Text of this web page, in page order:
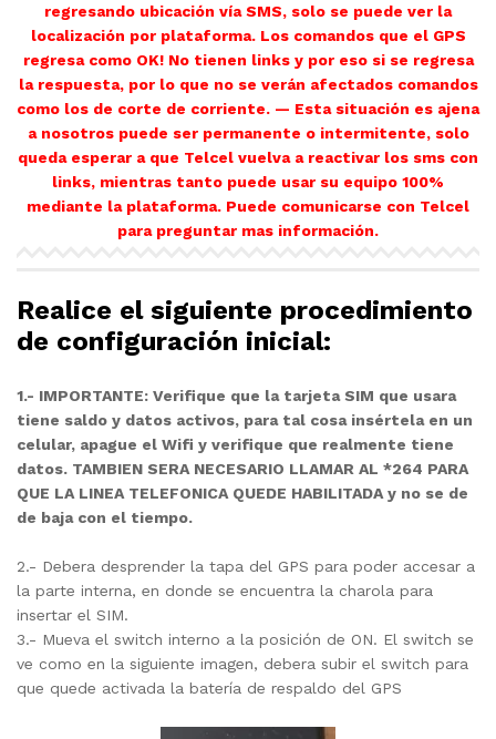
regresando ubicación vía SMS, solo se puede ver la
localización por plataforma. Los comandos que el GPS
regresa como OK! No tienen links y por eso si se regresa
la respuesta, por lo que no se verán afectados comandos
como los de corte de corriente. — Esta situación es ajena
a nosotros puede ser permanente o intermitente, solo
queda esperar a que Telcel vuelva a reactivar los sms con
links, mientras tanto puede usar su equipo 100%
mediante la plataforma. Puede comunicarse con Telcel
para preguntar mas información.
Realice el siguiente procedimiento
de configuración inicial:
1.- IMPORTANTE: Verifique que la tarjeta SIM que usara
tiene saldo y datos activos, para tal cosa insértela en un
celular, apague el Wifi y verifique que realmente tiene
datos. TAMBIEN SERA NECESARIO LLAMAR AL *264 PARA
QUE LA LINEA TELEFONICA QUEDE HABILITADA y no se de
de baja con el tiempo.
2.- Debera desprender la tapa del GPS para poder accesar a
la parte interna, en donde se encuentra la charola para
insertar el SIM.
3.- Mueva el switch interno a la posición de ON. El switch se
ve como en la siguiente imagen, debera subir el switch para
que quede activada la batería de respaldo del GPS